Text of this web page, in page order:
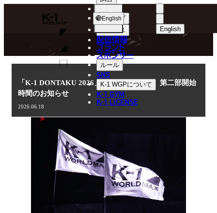
K-
WGP
English
한국어
中文（繁體
ショップ
ニュース
配信情報
ブランド
スポンサー
ルール
SNS
K-1 WGPについて
K-1 GYM
K-1 LICENSE
English
NEWS
ニュース
「K-1 DONTAKU 2026」7.20(月･祝)福岡 第二部開始
時間のお知らせ
2026.06.18